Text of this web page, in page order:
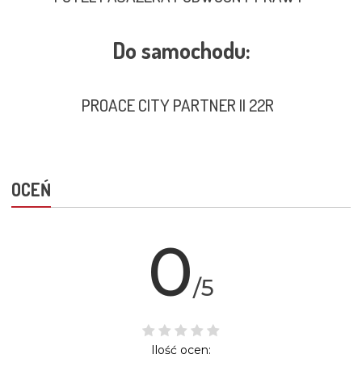
Do samochodu:
PROACE CITY PARTNER II 22R
OCEŃ
0/5
Ilość ocen: